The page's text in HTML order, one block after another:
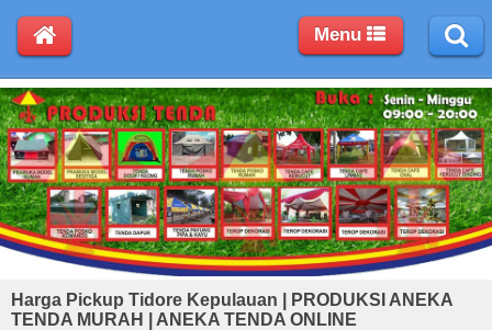
Harga Pickup Tidore Kepulauan | PRODUKSI ANEKA
TENDA MURAH | ANEKA TENDA ONLINE
Menu